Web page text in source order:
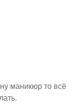
маникюр то всё